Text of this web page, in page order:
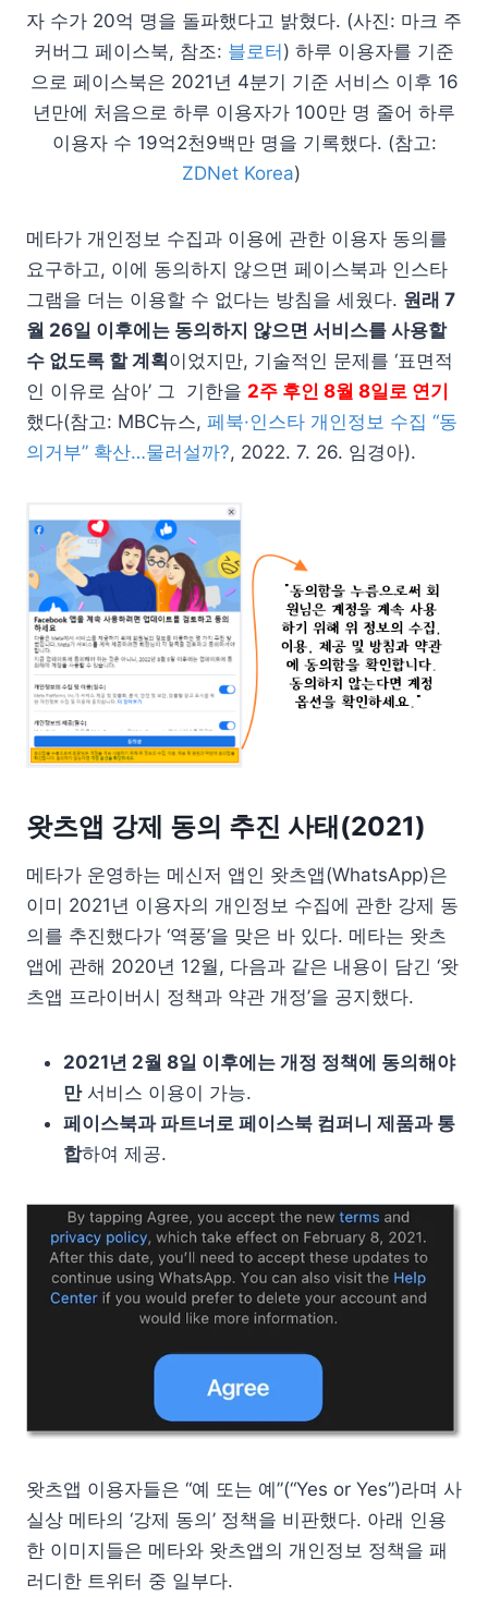
자 수가 20억 명을 돌파했다고 밝혔다. (사진: 마크 주
커버그 페이스북, 참조: 블로터) 하루 이용자를 기준
으로 페이스북은 2021년 4분기 기준 서비스 이후 16
년만에 처음으로 하루 이용자가 100만 명 줄어 하루
이용자 수 19억2천9백만 명을 기록했다. (참고:
ZDNet Korea)
메타가 개인정보 수집과 이용에 관한 이용자 동의를
요구하고, 이에 동의하지 않으면 페이스북과 인스타
그램을 더는 이용할 수 없다는 방침을 세웠다. 원래 7
월 26일 이후에는 동의하지 않으면 서비스를 사용할
수 없도록 할 계획이었지만, 기술적인 문제를 ‘표면적
인 이유로 삼아’ 그 기한을 2주 후인 8월 8일로 연기
했다(참고: MBC뉴스, 페북·인스타 개인정보 수집 “동
의거부” 확산…물러설까?, 2022. 7. 26. 임경아).
왓츠앱 강제 동의 추진 사태(2021)
메타가 운영하는 메신저 앱인 왓츠앱(WhatsApp)은
이미 2021년 이용자의 개인정보 수집에 관한 강제 동
의를 추진했다가 ‘역풍’을 맞은 바 있다. 메타는 왓츠
앱에 관해 2020년 12월, 다음과 같은 내용이 담긴 ‘왓
츠앱 프라이버시 정책과 약관 개정’을 공지했다.
2021년 2월 8일 이후에는 개정 정책에 동의해야
만서비스 이용이 가능.
페이스북과 파트너로 페이스북 컴퍼니 제품과 통
합하여 제공.
왓츠앱 이용자들은 “예 또는 예”(“Yes or Yes”)라며 사
실상 메타의 ‘강제 동의’ 정책을 비판했다. 아래 인용
한 이미지들은 메타와 왓츠앱의 개인정보 정책을 패
러디한 트위터 중 일부다.